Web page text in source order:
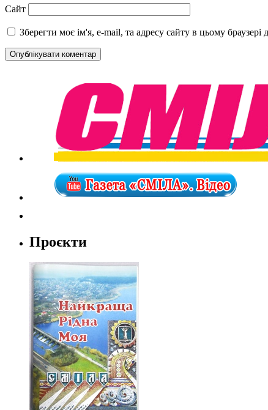
Сайт
Зберегти моє ім'я, e-mail, та адресу сайту в цьому
Проєкти